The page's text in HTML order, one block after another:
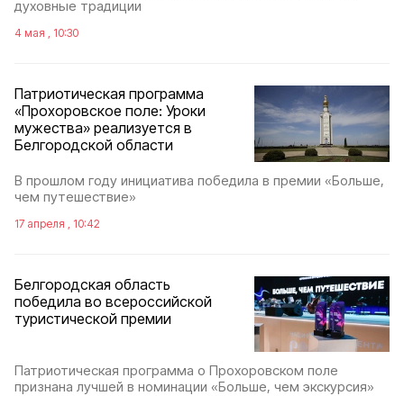
духовные традиции
4 мая , 10:30
Патриотическая программа
«Прохоровское поле: Уроки
мужества» реализуется в
Белгородской области
В прошлом году инициатива победила в премии «Больше,
чем путешествие»
17 апреля , 10:42
Белгородская область
победила во всероссийской
туристической премии
Патриотическая программа о Прохоровском поле
признана лучшей в номинации «Больше, чем экскурсия»